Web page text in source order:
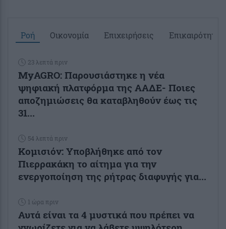
Ροή Οικονομία Επιχειρήσεις Επικαιρότητα
23 λεπτά πριν
ΜyAGRO: Παρουσιάστηκε η νέα
ψηφιακή πλατφόρμα της ΑΑΔΕ- Ποιες
αποζημιώσεις θα καταβληθούν έως τις
31...
54 λεπτά πριν
Κομισιόν: Υποβλήθηκε από τον
Πιερρακάκη το αίτημα για την
ενεργοποίηση της ρήτρας διαφυγής για...
1 ώρα πριν
Αυτά είναι τα 4 μυστικά που πρέπει να